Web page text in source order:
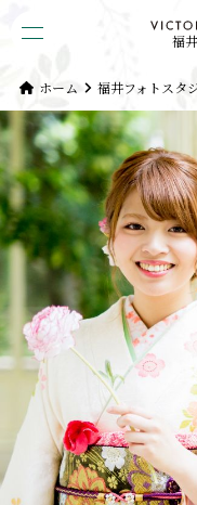
福
ホーム 福井フォトスタ